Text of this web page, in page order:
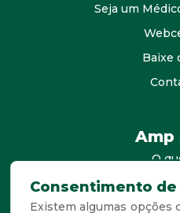
Seja um
Baixe
Amp
O
Agende
Consentimento de
Existem algumas opções